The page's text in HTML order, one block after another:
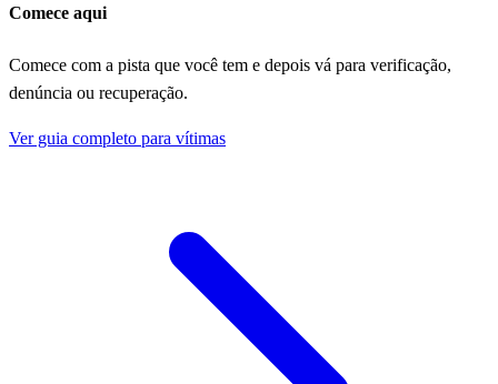
Comece aqui
Comece com a pista que você tem e depois vá para verificação,
denúncia ou recuperação.
Ver guia completo para vítimas